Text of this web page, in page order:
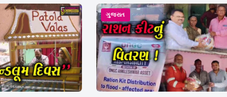
ગુજરાત